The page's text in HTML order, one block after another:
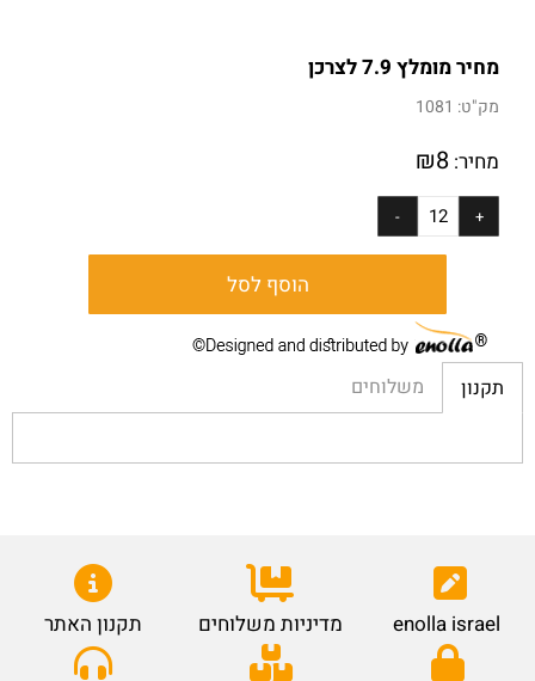
מחיר מומלץ 7.9 לצרכן
מק"ט: 1081
מחיר: ₪8
הוסף לסל
תקנון משלוחים
enolla israel מדיניות משלוחים תקנון האתר